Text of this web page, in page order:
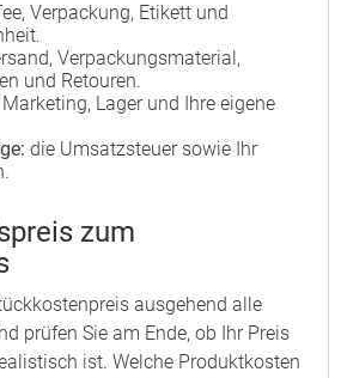
Verpackung, Etikett und
Verpackungsmaterial,
und Retouren.
Lager und Ihre eigene
die Umsatzsteuer sowie Ihr
zum
ausgehend alle
prüfen Sie am Ende, ob Ihr Preis
ist. Welche Produktkosten